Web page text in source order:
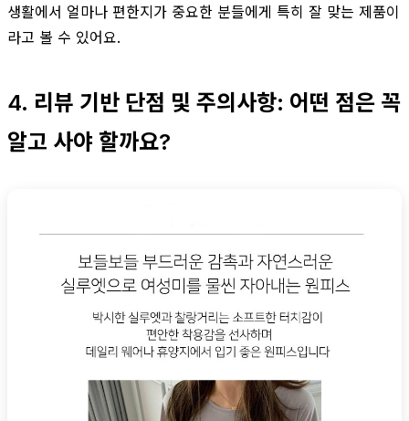
생활에서 얼마나 편한지가 중요한 분들에게 특히 잘 맞는 제품이
라고 볼 수 있어요.
4. 리뷰 기반 단점 및 주의사항: 어떤 점은 꼭
알고 사야 할까요?